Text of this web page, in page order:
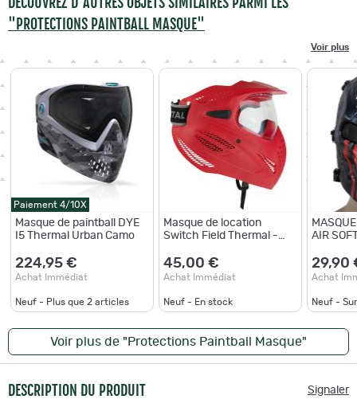
"PROTECTIONS PAINTBALL MASQUE"
Voir plus
Paiement 4/10X
Masque de paintball DYE
I5 Thermal Urban Camo
224,95 €
Achat Immédiat
Neuf - Plus que 2 articles
Masque de location
Switch Field Thermal -
45,00 €
Achat Immédiat
Neuf - En stock
AIR
29,90
Achat
Neuf -
Voir plus de "Protections Paintball Masque"
DESCRIPTION DU PRODUIT Signaler